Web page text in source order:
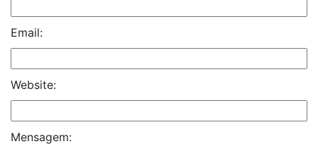
Email:
Website:
Mensagem: